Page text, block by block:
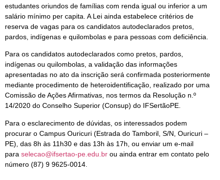
estudantes oriundos de famílias com renda igual ou inferior a um
salário mínimo per capita. A Lei ainda estabelece critérios de
reserva de vagas para os candidatos autodeclarados pretos,
pardos, indígenas e quilombolas e para pessoas com deficiência.
Para os candidatos autodeclarados como pretos, pardos,
indígenas ou quilombolas, a validação das informações
apresentadas no ato da inscrição será confirmada posteriormente
mediante procedimento de heteroidentificação, realizado por uma
Comissão de Ações Afirmativas, nos termos da Resolução n.º
14/2020 do Conselho Superior (Consup) do IFSertãoPE.
Para o esclarecimento de dúvidas, os interessados podem
procurar o Campus Ouricuri (Estrada do Tamboril, S/N, Ouricuri –
PE), das 8h às 11h30 e das 13h às 17h, ou enviar um e-mail
para selecao@ifsertao-pe.edu.br ou ainda entrar em contato pelo
número (87) 9 9625-0014.